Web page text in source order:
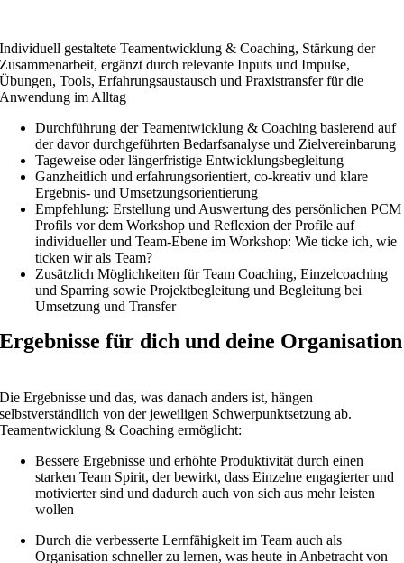
Individuell gestaltete Teamentwicklung & Coaching, Stärkung der
Zusammenarbeit, ergänzt durch relevante Inputs und Impulse,
Übungen, Tools, Erfahrungsaustausch und Praxistransfer für die
Anwendung im Alltag
Durchführung der Teamentwicklung & Coaching basierend auf
der davor durchgeführten Bedarfsanalyse und Zielvereinbarung
Tageweise oder längerfristige Entwicklungsbegleitung
Ganzheitlich und erfahrungsorientiert, co-kreativ und klare
Ergebnis- und Umsetzungsorientierung
Empfehlung: Erstellung und Auswertung des persönlichen PCM
Profils vor dem Workshop und Reflexion der Profile auf
individueller und Team-Ebene im Workshop: Wie ticke ich, wie
ticken wir als Team?
Zusätzlich Möglichkeiten für Team Coaching, Einzelcoaching
und Sparring sowie Projektbegleitung und Begleitung bei
Umsetzung und Transfer
Ergebnisse für dich und deine Organisation
Die Ergebnisse und das, was danach anders ist, hängen
selbstverständlich von der jeweiligen Schwerpunktsetzung ab.
Teamentwicklung & Coaching ermöglicht:
Bessere Ergebnisse und erhöhte Produktivität durch einen
starken Team Spirit, der bewirkt, dass Einzelne engagierter und
motivierter sind und dadurch auch von sich aus mehr leisten
wollen
Durch die verbesserte Lernfähigkeit im Team auch als
Organisation schneller zu lernen, was heute in Anbetracht von